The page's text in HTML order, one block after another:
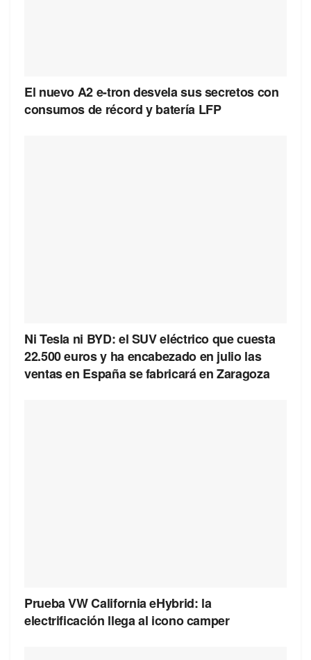
El nuevo A2 e-tron desvela sus secretos con
consumos de récord y batería LFP
Ni Tesla ni BYD: el SUV eléctrico que cuesta
22.500 euros y ha encabezado en julio las
ventas en España se fabricará en Zaragoza
Prueba VW California eHybrid: la
electrificación llega al icono camper